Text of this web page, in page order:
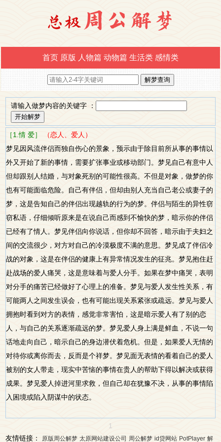
首页 原版 人物篇 动物篇 生活类 感情类
请输入做梦内容的关键字 ：
［1.情 爱］
（恋人、爱人）
梦见因风流伴侣而独自伤心的景象，预示由于除目前所从事的事情以
外又开始了新的事情，需要扩张事业或移动部门。梦见自己有意中人
但却跟别人结婚，与对象死别的可能性很高。不但是对象，做梦的你
也有可能面临危险。自己有伴侣，但却由别人充当自己老公或妻子的
梦，这是告知自己的伴侣出现越轨的行为的梦。伴侣与陌生的异性窃
窃私语，仔细倾听原来是在说自己而感到不愉快的梦，暗示你的伴侣
已经有了情人。梦见伴侣向你说话，但你却不回答，暗示由于夫妇之
间的交流很少，对方对自己的冷漠极度不满的意思。梦见成了伴侣冷
战的对象，这是在伴侣的健康上有异常情况发生的征兆。梦见抱住赶
赴战场的爱人痛哭，这是意味着与爱人分手。如果在梦中痛哭，表明
对分手的痛苦已经做好了心理上的准备。梦见与爱人发生性关系，有
可能两人之间发生误会，也有可能出现关系紧张或疏远。梦见与爱人
拥抱时看到对方的表情，感觉非常害怕，这是暗示爱人有了别的恋
人，与自己的关系逐渐疏远的梦。梦见爱人身上满是鲜血，不说一句
话地走向自己，暗示自己的身边潜伏着危机。但是，如果爱人无情的
对待你或离你而去，反而是个祥梦。梦见面无表情的看着自己的爱人
被别的女人带走，现实中苦恼的事情在贵人的帮助下得以解决或获得
成果。梦见爱人掉进河里求救，但自己却在犹豫不决，从事的事情陷
入困境或陷入阴谋中的状态。
1
友情链接：
原版周公解梦 太原网站建设公司 周公解梦 id贷网站 PotPlayer 解